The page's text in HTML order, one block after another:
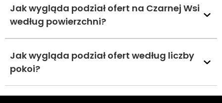
Jak wygląda podział ofert na Czarnej Wsi
według powierzchni?
Jak wygląda podział ofert według liczby
pokoi?